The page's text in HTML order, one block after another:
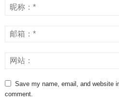
Save my name, email, and website
comment.